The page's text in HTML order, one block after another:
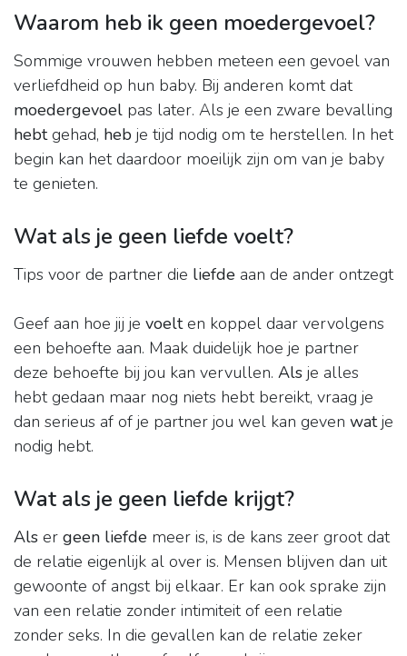
Waarom heb ik geen moedergevoel?
Sommige vrouwen hebben meteen een gevoel van
verliefdheid op hun baby. Bij anderen komt dat
moedergevoel pas later. Als je een zware bevalling
hebtgehad, heb je tijd nodig om te herstellen. In het
begin kan het daardoor moeilijk zijn om van je baby
te genieten.
Wat als je geen liefde voelt?
Tips voor de partner die liefde aan de ander ontzegt
Geef aan hoe jij je voelten koppel daar vervolgens
een behoefte aan. Maak duidelijk hoe je partner
deze behoefte bij jou kan vervullen. Als je alles
hebt gedaan maar nog niets hebt bereikt, vraag je
dan serieus af of je partner jou wel kan geven watje
nodig hebt.
Wat als je geen liefde krijgt?
Als er geen liefde meer is, is de kans zeer groot dat
de relatie eigenlijk al over is. Mensen blijven dan uit
gewoonte of angst bij elkaar. Er kan ook sprake zijn
van een relatie zonder intimiteit of een relatie
zonder seks. In die gevallen kan de relatie zeker